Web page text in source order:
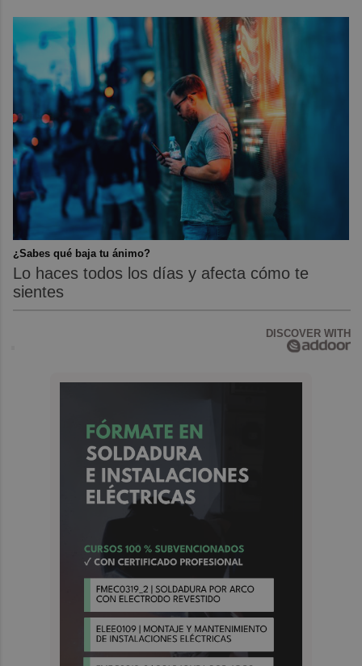
¿Sabes qué baja tu ánimo?
Lo haces todos los días y afecta cómo te
sientes
DISCOVER WITH